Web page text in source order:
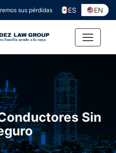
sus pérdidas ES EN
Sin